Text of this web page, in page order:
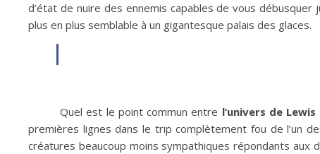
d’état de nuire des ennemis capables de vous
plus en plus semblable à un gigantesque palais des glaces.
Quel est le point commun entre l’univers de
premières lignes dans le trip complètement fou de l’un
créatures beaucoup moins sympathiques répondants aux